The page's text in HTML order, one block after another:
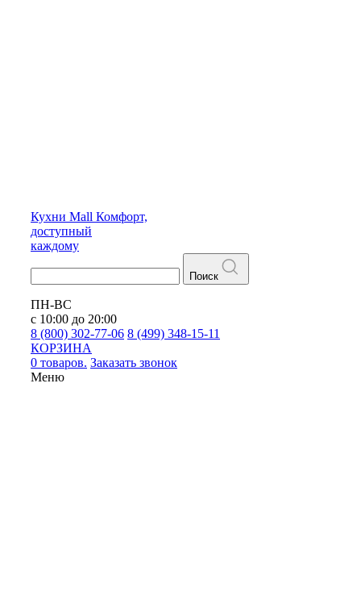
Кухни Mall Комфорт,
доступный
каждому
Поиск
ПН-ВС
с 10:00 до 20:00
8 (800) 302-77-06 8 (499) 348-15-11
КОРЗИНА
0 товаров. Заказать звонок
Меню